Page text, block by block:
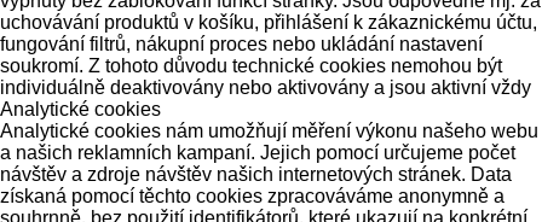
uchovávání produktů v košíku, přihlášení k zákaznickému účtu,
fungování filtrů, nákupní proces nebo ukládání nastavení
soukromí. Z tohoto důvodu technické cookies nemohou být
individuálně deaktivovány nebo aktivovány a jsou aktivní vždy
Analytické cookies
Analytické cookies nám umožňují měření výkonu našeho webu
a našich reklamních kampaní. Jejich pomocí určujeme počet
návštěv a zdroje návštěv našich internetových stránek. Data
získaná pomocí těchto cookies zpracováváme anonymně a
souhrnně, bez použití identifikátorů, které ukazují na konkrétní